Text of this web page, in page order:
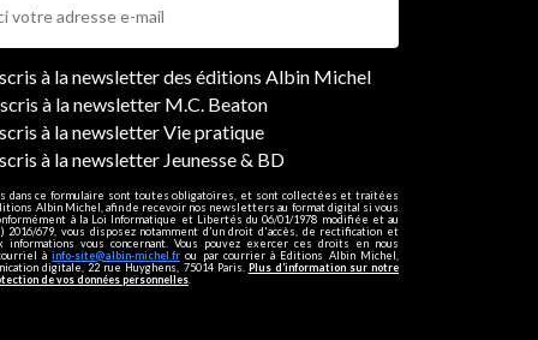
à la newsletter des éditions Albin Michel
à la newsletter M.C. Beaton
à la newsletter Vie pratique
à la newsletter Jeunesse & BD
dans ce formulaire sont toutes obligatoires, et sont collectées et traitées
Albin Michel, afin de recevoir nos newsletters au format digital si vous
à la Loi Informatique et Libertés du 06/01/1978 modifiée et au
2016/679, vous disposez notamment d'un droit d'accès, de rectification et
informations vous concernant. Vous pouvez exercer ces droits en nous
àinfo-site@albin-michel.fr ou par courrier à Editions Albin Michel,
digitale, 22 rue Huyghens, 75014 Paris. Plus d’information sur notre
de vos données personnelles